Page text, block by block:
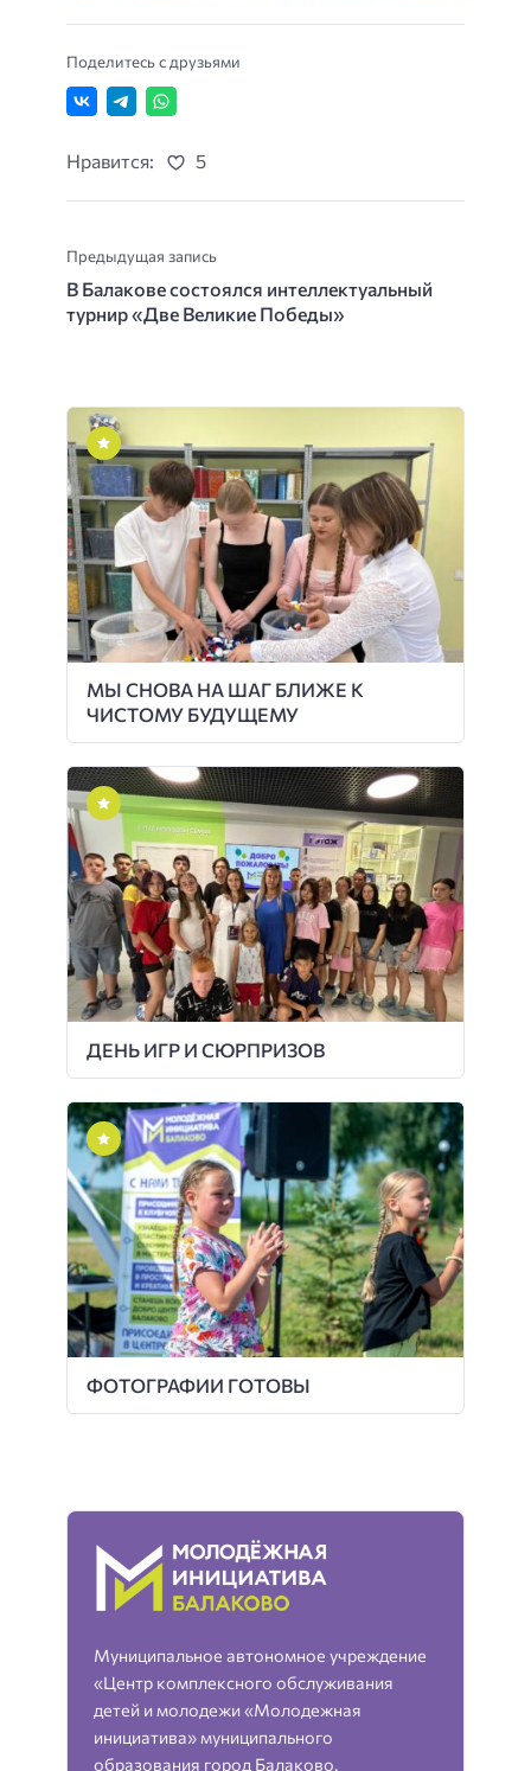
Поделитесь с друзьями
Нравится: 5
Предыдущая запись
В Балакове состоялся интеллектуальный
турнир «Две Великие Победы»
МЫ СНОВА НА ШАГ БЛИЖЕ К
ЧИСТОМУ БУДУЩЕМУ
ДЕНЬ ИГР И СЮРПРИЗОВ
ФОТОГРАФИИ ГОТОВЫ
Муниципальное автономное учреждение
«Центр комплексного обслуживания
детей и молодежи «Молодежная
инициатива» муниципального
образования город Балаково.